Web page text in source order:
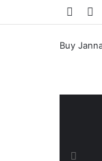
مقال تسجيل